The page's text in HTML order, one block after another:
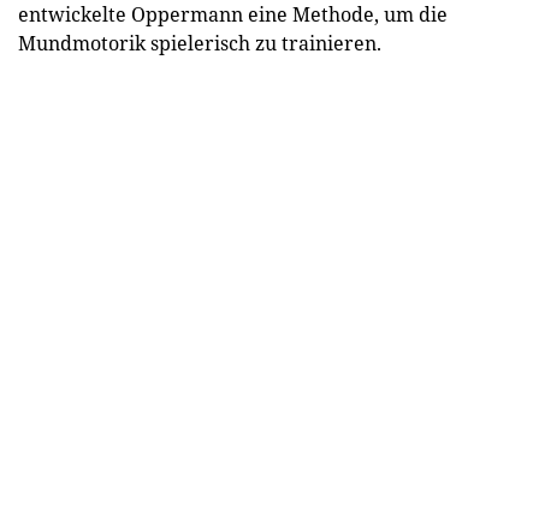
entwickelte Oppermann eine Methode, um die
Mundmotorik spielerisch zu trainieren.